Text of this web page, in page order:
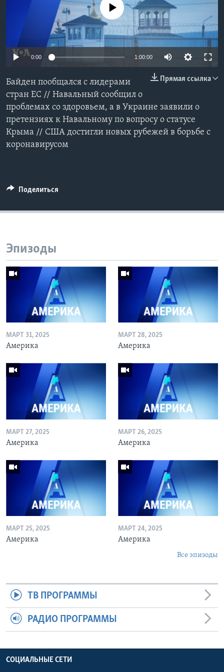
Learning English
СОЦИАЛЬНЫЕ СЕТИ
Языки
No media source currently available
0:00 1:00:00
Прямая ссылка
Байден пообщался с лидерами
стран ЕС // Навальный сообщил о
проблемах со здоровьем, а в Украине заявили о
претензиях к Навальному по вопросу о статусе
Крыма // США достигли новых рубежей в борьбе с
коронавирусом
Поделиться
Эпизоды
МАРТ 31, 2025
Америка
МАРТ 28, 2025
Америка
МАРТ 27, 2025
Америка
МАРТ 26, 2025
Америка
МАРТ 25, 2025
Америка
МАРТ 24, 2025
Америка
Все эпизоды
ТВ ПРОГРАММЫ
РАДИО ПРОГРАММЫ
СОЦИАЛЬНЫЕ СЕТИ